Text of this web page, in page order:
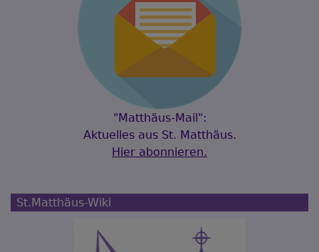
"Matthäus-Mail":
Aktuelles aus St. Matthäus.
Hier abonnieren.
St.Matthäus-Wiki